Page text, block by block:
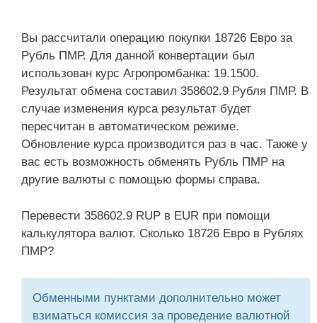
Вы рассчитали операцию покупки 18726 Евро за
Рубль ПМР. Для данной конвертации был
использован курс Агропромбанка: 19.1500.
Результат обмена составил 358602.9 Рубля ПМР. В
случае изменения курса результат будет
пересчитан в автоматическом режиме.
Обновление курса производится раз в час. Также у
вас есть возможность обменять Рубль ПМР на
другие валюты с помощью формы справа.
Перевести 358602.9 RUP в EUR при помощи
калькулятора валют. Сколько 18726 Евро в Рублях
ПМР?
Обменными пунктами дополнительно может
взиматься комиссия за проведение валютной